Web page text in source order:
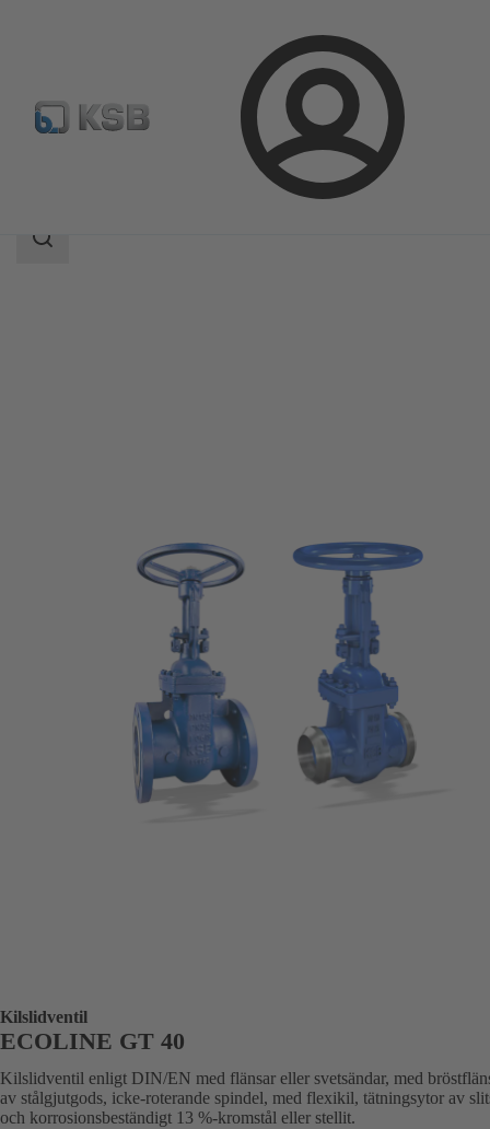
Login
ECOLINE GT 40
Sökomfattning
Kilslidventil
ECOLINE GT 40
Kilslidventil enligt DIN/EN med flänsar eller svetsändar, med
av stålgjutgods, icke-roterande spindel, med flexikil, tätningsytor av
och korrosionsbeständigt 13 %-kromstål eller stellit.